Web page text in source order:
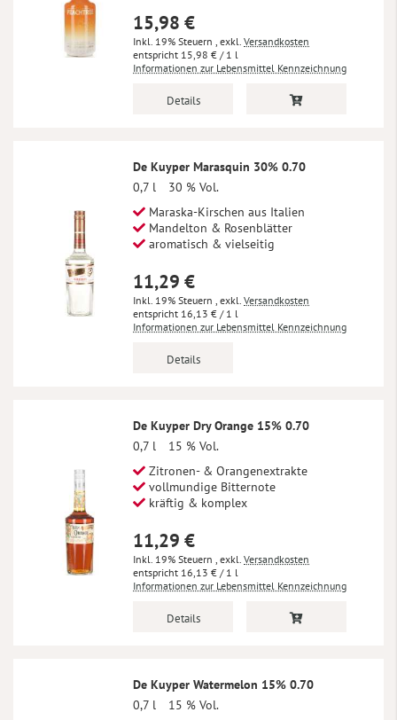
15,98 €
Inkl. 19% Steuern exkl. Versandkosten
15,98 € / 1 l
Informationen zur Lebensmittel Kennzeichnung
Details
De Kuyper Marasquin 30% 0.70
0,7 l
30 % Vol.
Maraska-Kirschen aus Italien
Mandelton & Rosenblätter
aromatisch & vielseitig
11,29 €
Inkl. 19% Steuern exkl. Versandkosten
16,13 € / 1 l
Informationen zur Lebensmittel Kennzeichnung
Details
De Kuyper Dry Orange 15% 0.70
0,7 l
15 % Vol.
Zitronen- & Orangenextrakte
vollmundige Bitternote
kräftig & komplex
11,29 €
Inkl. 19% Steuern exkl. Versandkosten
16,13 € / 1 l
Informationen zur Lebensmittel Kennzeichnung
Details
De Kuyper Watermelon 15% 0.70
0,7 l
15 % Vol.